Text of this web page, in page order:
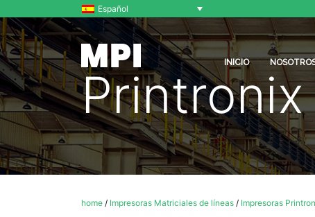
Español
INICIO
home / Impresoras Matriciales de líneas / Impresoras